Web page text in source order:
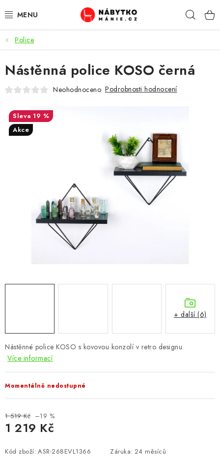
na
OBÝVACÍ POKOJ
KUCHYŇ A JÍDELNA
LOŽNICE
DĚTSKÝ POKOJ
CHOVATELSKÉ POTŘEBY
DOPLŇKY A DEKORACE
VÝPRODEJ
Bonusový program NBM+
Police
Nástěnné police KOSO s kovovou konzolí v retro designu.
Více informací
Momentálně nedostupné
1 519 Kč –19 %
1 219 Kč
Kód zboží: ASR-268EVL1366 Záruka: 24 měsíců
Nástěnná police KOSO černá
Neohodnoceno Podrobnosti hodnocení
19 %
Akce
+ další (6)